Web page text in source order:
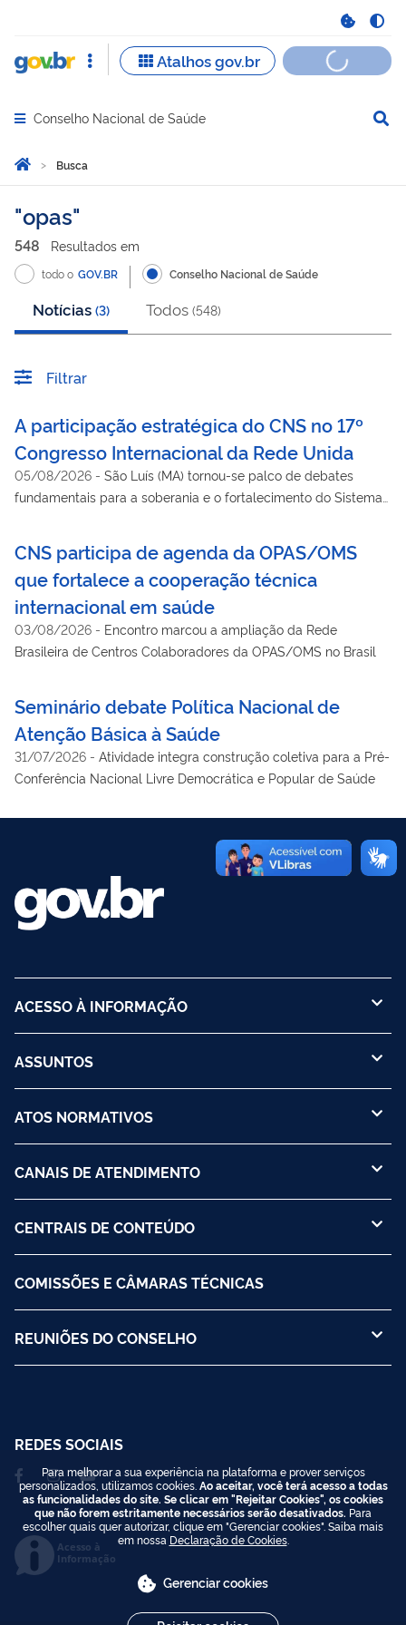
Abrir menu principal de navegação
Conselho Nacional de Saúde
Você está aqui:
Página Inicial
Busca
Busca
opas
548 Resultados em
todo o GOV.BR Conselho Nacional de Saúde
Notícias (3) Todos (548)
Filtrar
A participação estratégica do CNS no 17º
Congresso Internacional da Rede Unida
05/08/2026 - São Luís (MA) tornou-se palco de debates
fundamentais para a soberania e o fortalecimento do Sistema
CNS participa de agenda da OPAS/OMS
que fortalece a cooperação técnica
internacional em saúde
03/08/2026 - Encontro marcou a ampliação da Rede
Brasileira de Centros Colaboradores da OPAS/OMS no Brasil
Seminário debate Política Nacional de
Atenção Básica à Saúde
31/07/2026 - Atividade integra construção coletiva para a Pré-
Conferência Nacional Livre Democrática e Popular de Saúde
ACESSO À INFORMAÇÃO
ASSUNTOS
ATOS NORMATIVOS
CANAIS DE ATENDIMENTO
CENTRAIS DE CONTEÚDO
COMISSÕES E CÂMARAS TÉCNICAS
REUNIÕES DO CONSELHO
REDES SOCIAIS
Acesso à
Informação
Para melhorar a sua experiência na plataforma e prover serviços
personalizados, utilizamos cookies. Ao aceitar, você terá acesso a todas
as funcionalidades do site. Se clicar em "Rejeitar Cookies", os cookies
que não forem estritamente necessários serão desativados. Para
escolher quais quer autorizar, clique em "Gerenciar cookies". Saiba mais
em nossa Declaração de Cookies.
Gerenciar cookies